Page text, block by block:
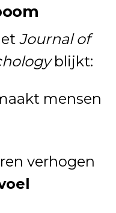
Journal of
blijkt:
mensen
verhogen